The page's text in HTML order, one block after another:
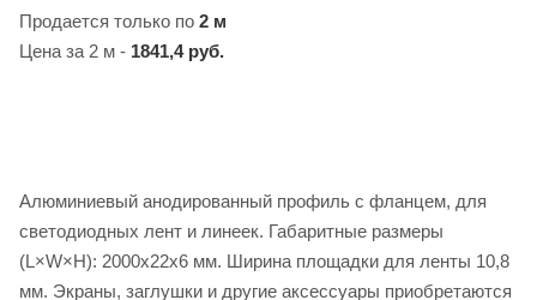
Продается только по 2 м
Цена за 2 м - 1841,4 руб.
Алюминиевый анодированный профиль с фланцем, для
светодиодных лент и линеек. Габаритные размеры
(L×W×H): 2000x22x6 мм. Ширина площадки для ленты 10,8
мм. Экраны, заглушки и другие аксессуары приобретаются